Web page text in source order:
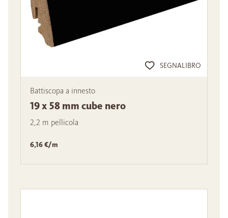
SEGNALIBRO
Battiscopa a innesto
19 x 58 mm cube nero
2,2 m pellicola
6,16 €/m